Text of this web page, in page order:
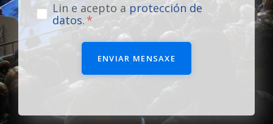
Lin e acepto a protección de
datos.
ENVIAR MENSAXE